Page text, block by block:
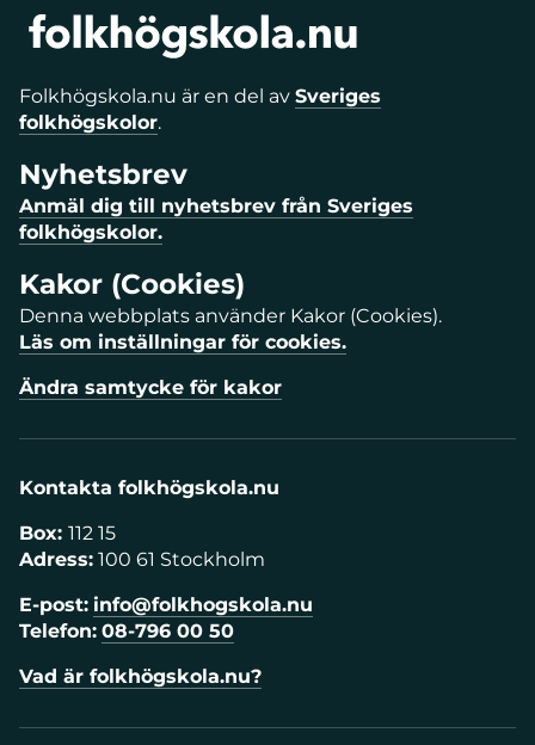
Folkhögskola.nu är en del av Sveriges
folkhögskolor.
Nyhetsbrev
Anmäl dig till nyhetsbrev från Sveriges
folkhögskolor.
Kakor (Cookies)
Denna webbplats använder Kakor (Cookies).
Läs om inställningar för cookies.
Ändra samtycke för kakor
Kontakta folkhögskola.nu
Box: 112 15
Adress: 100 61 Stockholm
E-post: info@folkhogskola.nu
Telefon: 08-796 00 50
Vad är folkhögskola.nu?